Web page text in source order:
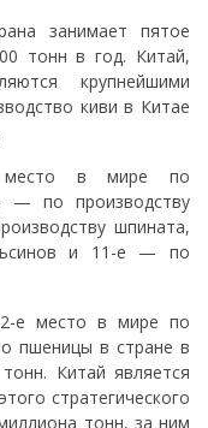
занимает пятое
тонн в год. Китай,
крупнейшими
киви в Китае
место в мире по
— по производству
шпината,
и 11-е — по
е место в мире по
пшеницы в стране в
Китай является
стратегического
тонн, за ним